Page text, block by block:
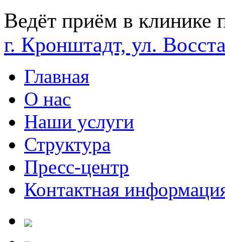
Ведёт приём в клинике
г. Кронштадт, ул.
Главная
О нас
Наши услуги
Структура
Пресс-центр
Контактная